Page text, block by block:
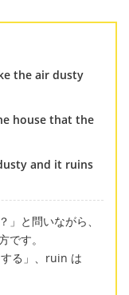
the air dusty
house that the
and it ruins
と問いながら、
です。
る」、ruin は